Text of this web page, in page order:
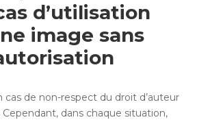
d’utilisation
image sans
cas de non-respect du droit d’auteur
Cependant, dans chaque situation,